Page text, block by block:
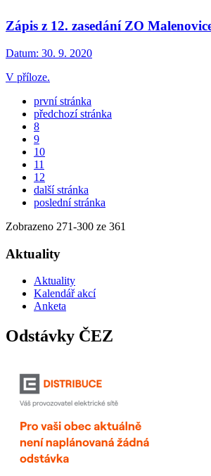
Zápis z 12. zasedání ZO
Datum: 30. 9. 2020
V příloze.
první stránka
předchozí stránka
8
9
10
11
12
další stránka
poslední stránka
Zobrazeno 271-300 ze 361
Aktuality
Aktuality
Kalendář akcí
Anketa
Odstávky ČEZ